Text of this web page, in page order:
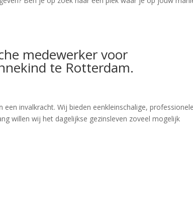
medewerker voor
te Rotterdam.
invalkracht. Wij bieden eenkleinschalige, professionele
willen wij het dagelijkse gezinsleven zoveel mogelijk